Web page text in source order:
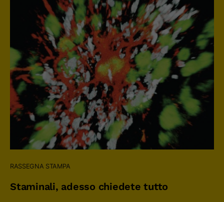
RASSEGNA STAMPA
Staminali, adesso chiedete tutto